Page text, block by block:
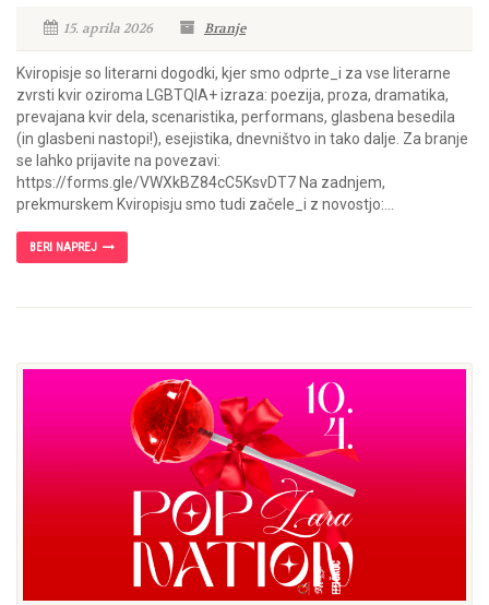
15. aprila 2026 Branje
Kviropisje so literarni dogodki, kjer smo odprte_i za vse literarne
zvrsti kvir oziroma LGBTQIA+ izraza: poezija, proza, dramatika,
prevajana kvir dela, scenaristika, performans, glasbena besedila
(in glasbeni nastopi!), esejistika, dnevništvo in tako dalje. Za branje
se lahko prijavite na povezavi:
https://forms.gle/VWXkBZ84cC5KsvDT7 Na zadnjem,
prekmurskem Kviropisju smo tudi začele_i z novostjo:...
BERI NAPREJ